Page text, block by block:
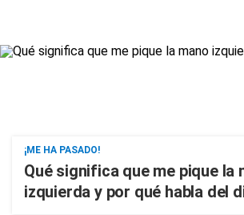
¡ME HA PASADO!
Qué significa que me pique la
izquierda y por qué habla del